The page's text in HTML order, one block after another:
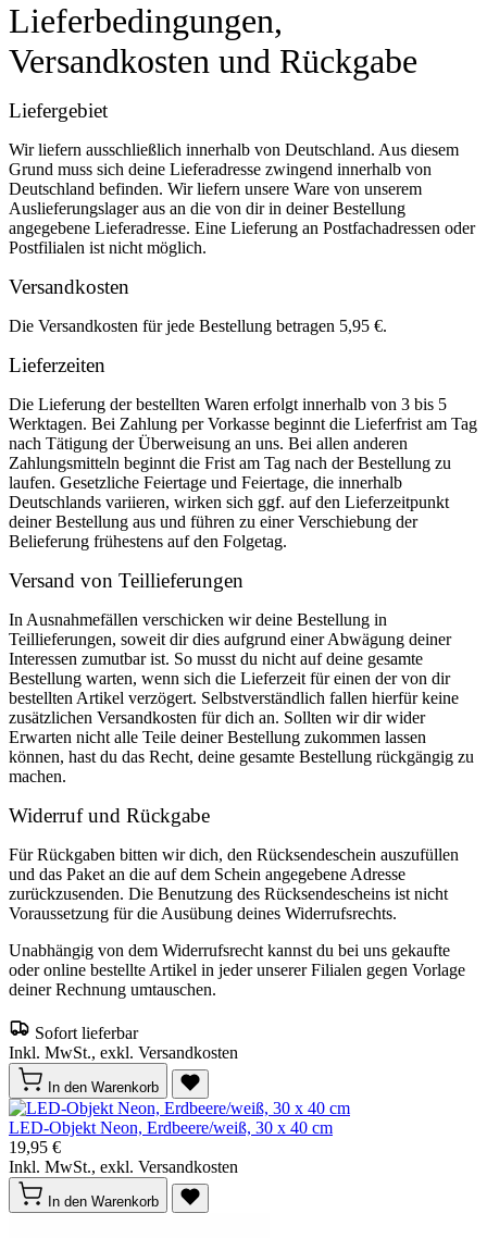
Lieferbedingungen,
Versandkosten und Rückgabe
Liefergebiet
Wir liefern ausschließlich innerhalb von Deutschland. Aus diesem
Grund muss sich deine Lieferadresse zwingend innerhalb von
Deutschland befinden. Wir liefern unsere Ware von unserem
Auslieferungslager aus an die von dir in deiner Bestellung
angegebene Lieferadresse. Eine Lieferung an Postfachadressen oder
Postfilialen ist nicht möglich.
Versandkosten
Die Versandkosten für jede Bestellung betragen 5,95 €.
Lieferzeiten
Die Lieferung der bestellten Waren erfolgt innerhalb von 3 bis 5
Werktagen. Bei Zahlung per Vorkasse beginnt die Lieferfrist am Tag
nach Tätigung der Überweisung an uns. Bei allen anderen
Zahlungsmitteln beginnt die Frist am Tag nach der Bestellung zu
laufen. Gesetzliche Feiertage und Feiertage, die innerhalb
Deutschlands variieren, wirken sich ggf. auf den Lieferzeitpunkt
deiner Bestellung aus und führen zu einer Verschiebung der
Belieferung frühestens auf den Folgetag.
Versand von Teillieferungen
In Ausnahmefällen verschicken wir deine Bestellung in
Teillieferungen, soweit dir dies aufgrund einer Abwägung deiner
Interessen zumutbar ist. So musst du nicht auf deine gesamte
Bestellung warten, wenn sich die Lieferzeit für einen der von dir
bestellten Artikel verzögert. Selbstverständlich fallen hierfür keine
zusätzlichen Versandkosten für dich an. Sollten wir dir wider
Erwarten nicht alle Teile deiner Bestellung zukommen lassen
können, hast du das Recht, deine gesamte Bestellung rückgängig zu
machen.
Widerruf und Rückgabe
Für Rückgaben bitten wir dich, den Rücksendeschein auszufüllen
und das Paket an die auf dem Schein angegebene Adresse
zurückzusenden. Die Benutzung des Rücksendescheins ist nicht
Voraussetzung für die Ausübung deines Widerrufsrechts.
Unabhängig von dem Widerrufsrecht kannst du bei uns gekaufte
oder online bestellte Artikel in jeder unserer Filialen gegen Vorlage
deiner Rechnung umtauschen.
Sofort lieferbar
Inkl. MwSt., exkl. Versandkosten
In den Warenkorb
LED-Objekt Neon, Erdbeere/weiß, 30 x 40 cm
19,95 €
Inkl. MwSt., exkl. Versandkosten
In den Warenkorb